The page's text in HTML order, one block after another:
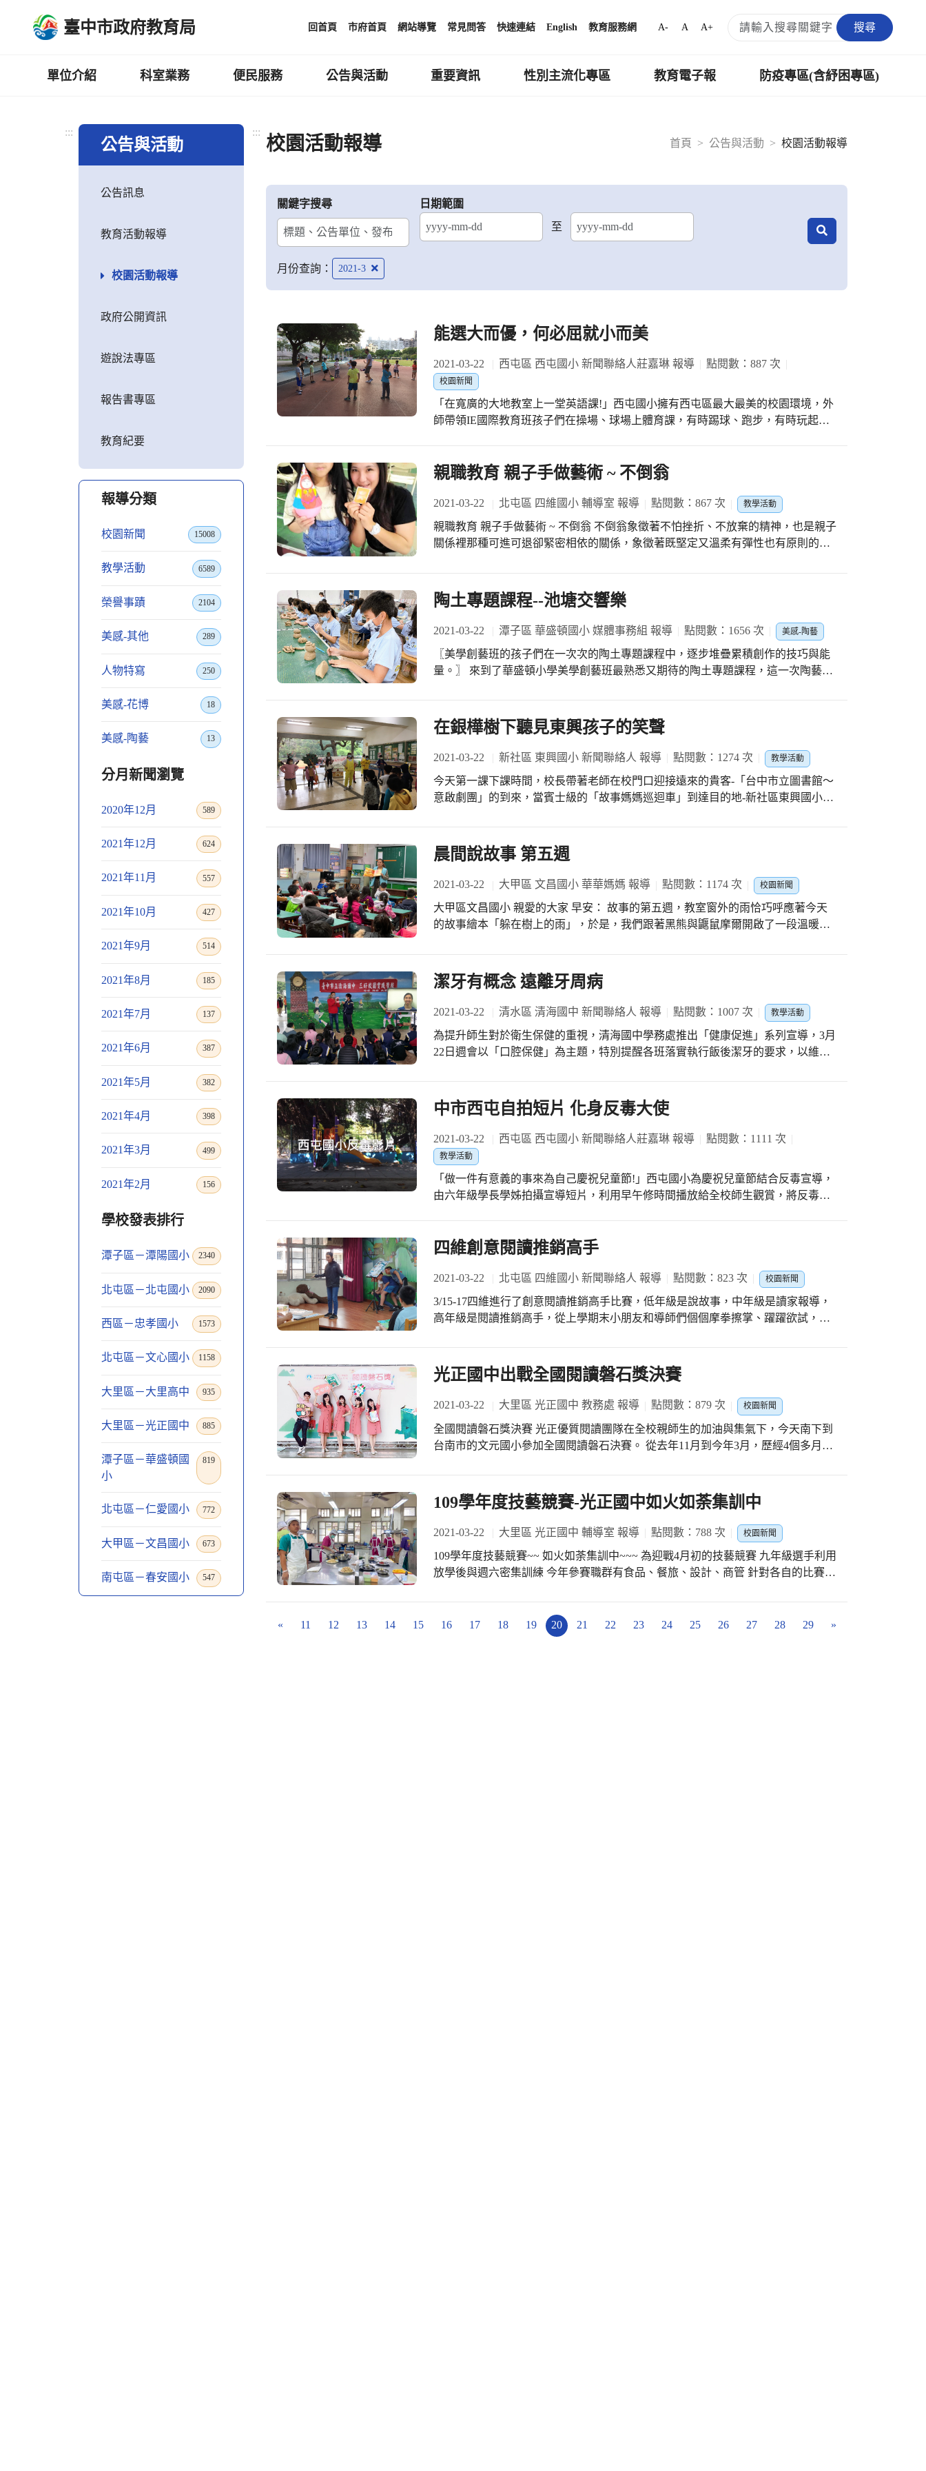
臺中市政府教育局 回首頁 市府首頁 網站導覽 常見問答 快速連結 English 教育服務網 A- A A+ 搜尋
單位介紹 科室業務 便民服務 公告與活動 重要資訊 性別主流化專區 教育電子報 防疫專區(含紓困專區)
:::
公告與活動
公告訊息
教育活動報導
校園活動報導
政府公開資訊
遊說法專區
報告書專區
教育紀要
報導分類
校園新聞 15008
教學活動 6589
榮譽事蹟 2104
美感-其他 289
人物特寫 250
美感-花博 18
美感-陶藝 13
分月新聞瀏覽
2020年12月 589
2021年12月 624
2021年11月 557
2021年10月 427
2021年9月 514
2021年8月 185
2021年7月 137
2021年6月 387
2021年5月 382
2021年4月 398
2021年3月 499
2021年2月 156
學校發表排行
潭子區－潭陽國小 2340
北屯區－北屯國小 2090
西區－忠孝國小 1573
北屯區－文心國小 1158
大里區－大里高中 935
大里區－光正國中 885
潭子區－華盛頓國
小
819
北屯區－仁愛國小 772
大甲區－文昌國小 673
南屯區－春安國小 547
:::
首頁
公告與活動 校園活動報導
校園活動報導
關鍵字搜尋
日期範圍
至
結束日期
月份查詢： 2021-3
能選大而優，何必屈就小而美
2021-03-22 西屯區 西屯國小 新聞聯絡人莊嘉琳 報導 點閱數：887 次
校園新聞
「在寬廣的大地教室上一堂英語課!」西屯國小擁有西屯區最大最美的校園環境，外
師帶領IE國際教育班孩子們在操場、球場上體育課，有時踢球、跑步，有時玩起大
閱讀、寫字、自然、音樂、美術、體育等課程，透過沉浸式的美語環境學習，期許
讀、寫字、聽、說)與課程知識(自然)，提倡手腦並用(實驗、美術、體育、音樂)，培
養孩子的創造力，期許孩子能靜又能動。 3.聘請經驗豐富之專業外籍老師以教授母
語的方式教導台灣學童，並與中籍教師為班級雙導師，提昇孩子美語學習效能。 4.
課程為主軸，每天約有一或二節寫作業時間，並督促學生盡量完成國小課業，課後
聽
親職教育 親子手做藝術 ~ 不倒翁
2021-03-22 北屯區 四維國小 輔導室 報導 點閱數：867 次 教學活動
親職教育 親子手做藝術 ~ 不倒翁 不倒翁象徵著不怕挫折、不放棄的精神，也是親子
關係裡那種可進可退卻緊密相依的關係，象徵著既堅定又溫柔有彈性也有原則的親
再透過孩子與家長一起創作設計彩繪不倒翁的身體及臉部表情，經過巧手的黏貼與
裝置，可愛的不倒翁就大功告成。 小朋友拿著親手創作完成的不倒翁作品，開心的
與爸爸媽媽合照，秀芳老師也特別準備小禮物送給完成創作的小朋友。親子一起藝
術創作，除了作品完成的那份成就與喜悅之外，創作過程中的互動與交流，更是我
們希望透過這樣的活動傳達給家長與孩子的信念。
陶土專題課程--池塘交響樂
2021-03-22 潭子區 華盛頓國小 媒體事務組 報導 點閱數：1656 次 美感-陶藝
〖美學創藝班的孩子們在一次次的陶土專題課程中，逐步堆疊累積創作的技巧與能
量。〗 來到了華盛頓小學美學創藝班最熟悉又期待的陶土專題課程，這一次陶藝家
創作時間，孩子們在第一節課時先練習了「角蛙」的基本形態捏塑；第二堂課則加
入了擬人法，為青蛙加入角色與動作。 有人為青蛙戴上了皇冠，或是繫上紳士感十
足的領結，有的青蛙捧著一束花，還有青蛙翹起了腿，正在享用著美食呢！為了營
造更生動的情境氛圍，孩子們還製作了荷葉與池塘小生物。每個作品都相當生動又
有趣，令人不覺莞爾一笑。
在銀樺樹下聽見東興孩子的笑聲
2021-03-22 新社區 東興國小 新聞聯絡人 報導 點閱數：1274 次 教學活動
今天第一課下課時間，校長帶著老師在校門口迎接遠來的貴客-「台中市立圖書館～
意啟劇團」的到來，當賓士級的「故事媽媽巡迴車」到達目的地-新社區東興國小，
樺樹下說故事，團員們手舞足蹈、生動演出，時而配上隨著情節起伏的肢體動作，
時而模仿故事主角的不同聲線，讓故事情節栩栩如生的縈繞在聽眾耳際，讓孩子們
有不一樣聽故事的感受；故事志工們透過詼諧逗趣與唱作俱佳的戲劇演出，來提醒
孩子與他人相處之道，孩子們個個看得目不轉睛，笑聲連連，甚至隨著劇情扭動身
體，熱情的想出手幫忙傷心的大灰熊。 「這是誰的呢？」故事中擬人化的大灰熊與
三隻小蜜蜂從相處的經驗中學會「分享」，藉著志工們生動的演出讓孩子瞭解到因
好朋友卻因為「自私」與「爭奪」變得非常不快樂，直到他們瞭解到想要的東西不
是一齣輕鬆帶孩子體會「分享」和「尊重」的生命教育故事，透過戲劇絕對是溫暖
的傳遞，也最能餵養孩子的心，更能引發孩子共鳴，進而領略分享的真諦，毋須教
條式的訓誡或規範，就能達到寓教於樂的目的。您多久沒有聽故事了？來東興，讓
晨間說故事 第五週
2021-03-22 大甲區 文昌國小 華華媽媽 報導 點閱數：1174 次 校園新聞
大甲區文昌國小 親愛的大家 早安： 故事的第五週，教室窗外的雨恰巧呼應著今天
的故事繪本「躲在樹上的雨」，於是，我們跟著黑熊與鼴鼠摩爾開啟了一段溫暖友
著，鼴鼠摩爾就這樣一個不小心睡著了。不知道睡了多久，突然，睡夢中一陣啪啦
啪啦的雨聲將牠驚醒，摩爾一個箭步咻咻地衝到地面上。可是，摩爾看到的依然是
陽光燦爛的大晴天，只有身旁的小草上還留有一些雨珠，這讓摩爾感到相當地沮喪
難過。黑熊知道後，牠決定要幫助小摩爾，想讓牠開心。於是他帶著摩爾來到一棵
大樹底下，請摩爾站好後，黑熊便奮力的搖晃著大樹，這時，大樹葉子上的雨珠嘩
啦嘩啦地掉落在黑熊與摩爾身上，他們被躲在樹上的雨淋得全身濕透，開心的互相
內而外想要，此時的動力是源源不絕的，想看更多、想聽更多、想讀更多，更有著
習的方向出來了，那我們就彼此陪伴滋養，慢慢地茁壯於故事帶給我們種種生生不
息的力量中吧！ 感謝所有孩子、老師們及每一位故事媽媽們，在每一次的相聚與故
事裡，努力豐富彼此，也更有意識地陪伴每一個來到眼前的孩子，一起讓我們的心
更近一些，一次比一次更有力量地攜手前進。
潔牙有概念 遠離牙周病
2021-03-22 清水區 清海國中 新聞聯絡人 報導 點閱數：1007 次 教學活動
為提升師生對於衛生保健的重視，清海國中學務處推出「健康促進」系列宣導，3月
22日週會以「口腔保健」為主題，特別提醒各班落實執行飯後潔牙的要求，以維護
慣。他提供「貝氏刷牙法」，提醒學生正確刷牙，並於講解後，請學生上台演練，
讓正確刷牙概念能夠深植學生心中。 最後他指出大部分學生都抱怨「5歲就會刷
牙」、「吃完東西常刷牙」、「每天有刷牙」…等，可是還是有滿口蛀牙。可見方
法用錯了，事倍功半。注意潔牙的細節，搭配牙線的使用，牙齒才能刷到徹底清潔
乾淨，並於每半年定期回診檢查，確保口腔健康。
中市西屯自拍短片 化身反毒大使
2021-03-22 西屯區 西屯國小 新聞聯絡人莊嘉琳 報導 點閱數：1111 次
教學活動
「做一件有意義的事來為自己慶祝兒童節!」西屯國小為慶祝兒童節結合反毒宣導，
由六年級學長學姊拍攝宣導短片，利用早午修時間播放給全校師生觀賞，將反毒短
發想，帶領班上學生分組製作「反毒宣導」，利用健康課學習的反毒知識和電腦課
教導學生發揮創作反毒標語，從練習寫腳本、背台詞、排演到面對鏡頭演出，花費
三個月時間，完成拍攝反毒宣導短片，並將影片放置網路YouTube流傳分享。 學生
游祥裕表示，課堂上老師播放的反毒動畫宣導影片，印象最深刻的反毒口號就是
「拉K一時，尿布一世」，因為一時的好奇而嘗試吸食毒品，一旦上癮，身心靈嚴
到法律制裁，千萬不要接觸毒品。 另一名反毒大使、學生許凱翔表示，他這次扮
糖果、飲料、咖啡包、果凍、跳跳糖、巧克力等推陳出新的包裝食品，並從中學到
如何向毒品Say NO，保護自己。 校長蘇仁彥表示，學校努力營造一個「安全無虞、
健康無毒」的學習環境，希望藉由同儕的語言與創意，以活潑生動的視角拍攝影
四維創意閱讀推銷高手
2021-03-22 北屯區 四維國小 新聞聯絡人 報導 點閱數：823 次 校園新聞
3/15-17四維進行了創意閱讀推銷高手比賽，低年級是說故事，中年級是讀家報導，
高年級是閱讀推銷高手，從上學期末小朋友和導師們個個摩拳擦掌、躍躍欲試，利
光正國中出戰全國閱讀磐石獎決賽
2021-03-22 大里區 光正國中 教務處 報導 點閱數：879 次 校園新聞
全國閱讀磐石獎決賽 光正優質閱讀團隊在全校親師生的加油與集氣下，今天南下到
台南市的文元國小參加全國閱讀磐石決賽。 從去年11月到今年3月，歷經4個多月的
資料時，盤點了學校為推動閱讀所做的努力，深深被全校老師們的付出所感動。 閱
讀素養是108課綱所希望孩子可以學到的能力，透過閱讀策略教學，我們讓孩子學會
閱讀文本的技巧，透過多元文本閱讀，深化解決問題的能力，進而鏈結全球，與世
界共好！ 每每看到孩子們在閱讀時臉上閃耀出幸福的光芒，就覺得我們的付出跟堅
持是值得的！ 衷心祈禱評審們能看見我們的努力、真誠與付出，給光正實質的肯定
讓我們將優質的閱讀課程繼續延續下去 特別感謝台中市閱讀輔導團的用心安排，請
支持和家長會的全力應援，超級愛您們！ #光正國中 #全國閱讀磐石獎 #優質閱讀課
109學年度技藝競賽-光正國中如火如荼集訓中
2021-03-22 大里區 光正國中 輔導室 報導 點閱數：788 次 校園新聞
109學年度技藝競賽~~ 如火如荼集訓中~~~ 為迎戰4月初的技藝競賽 九年級選手利用
放學後與週六密集訓練 今年參賽職群有食品、餐旅、設計、商管 針對各自的比賽項
«
11 12 13 14 15 16 17 18 19 20 21 22 23 24 25 26 27 28 29 »